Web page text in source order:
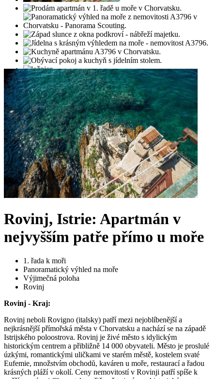
Rovinj, Istrie: Apartmán v
nejvyšším patře přímo u moře
1. řada k moři
Panoramatický výhled na moře
Výjimečná poloha
Rovinj
Rovinj - Kraj:
Rovinj neboli Rovigno (italsky) patří mezi nejoblíbenější a
nejkrásnější přímořská města v Chorvatsku a nachází se na západě
Istrijského poloostrova. Rovinj je živé město s idylickým
historickým centrem a přibližně 14 000 obyvateli. Město je proslulé
úzkými, romantickými uličkami ve starém městě, kostelem svaté
Eufemie, množstvím obchodů, kaváren u moře, restaurací a řadou
krásných pláží v okolí. Ceny nemovitostí v Rovinji patří spíše k